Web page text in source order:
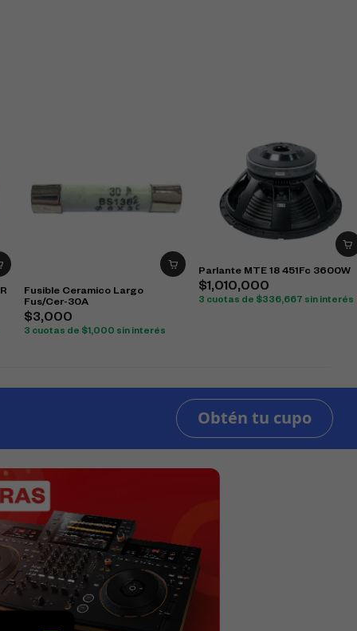
Fusible Ceramico Largo
Fus/Cer-30A
$3,000
3 cuotas de $1,000 sin interés
Parlante MTE 18 451Fc 3600W
$1,010,000
3 cuotas de $336,667 sin interés